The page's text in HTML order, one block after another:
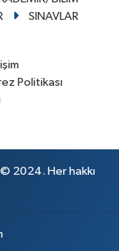
SINAVLAR
Politikası
2024. Her hakkı